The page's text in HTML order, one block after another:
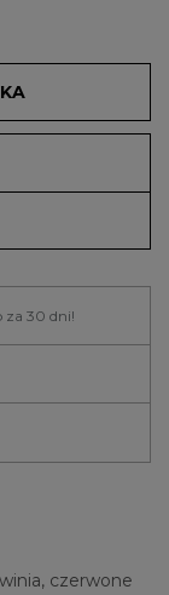
za 30 dni!
czerwone